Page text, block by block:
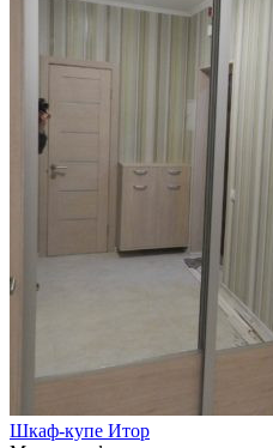
Шкаф-купе Итор